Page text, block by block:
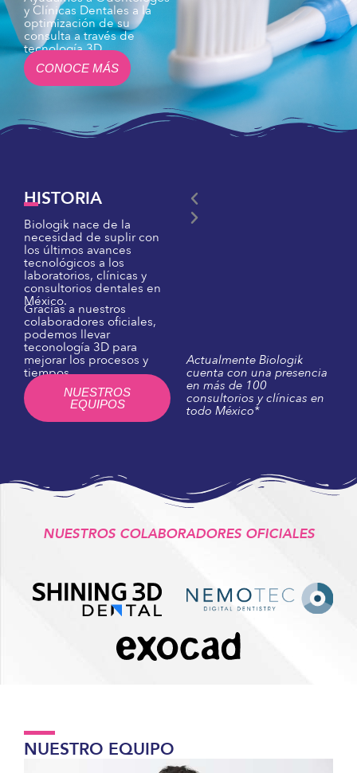
y Clínicas Dentales a la
optimización de su
consulta a través de
tecnología 3D.
CONOCE MÁS
HISTORIA
Biologik nace de la
necesidad de suplir con
los últimos avances
tecnológicos a los
laboratorios, clínicas y
consultorios dentales en
México.
Gracias a nuestros
colaboradores oficiales,
podemos llevar
teconología 3D para
mejorar los procesos y
tiempos.
NUESTROS
EQUIPOS
Actualmente Biologik
cuenta con una presencia
en más de 100
consultorios y clínicas en
todo México*
NUESTROS COLABORADORES OFICIALES
NUESTRO EQUIPO